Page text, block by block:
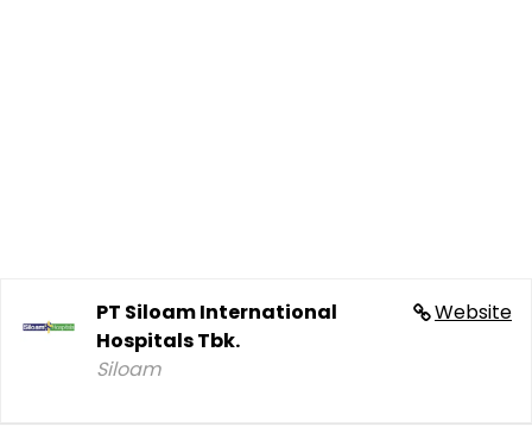
Website
PT Siloam International
Hospitals Tbk.
Siloam